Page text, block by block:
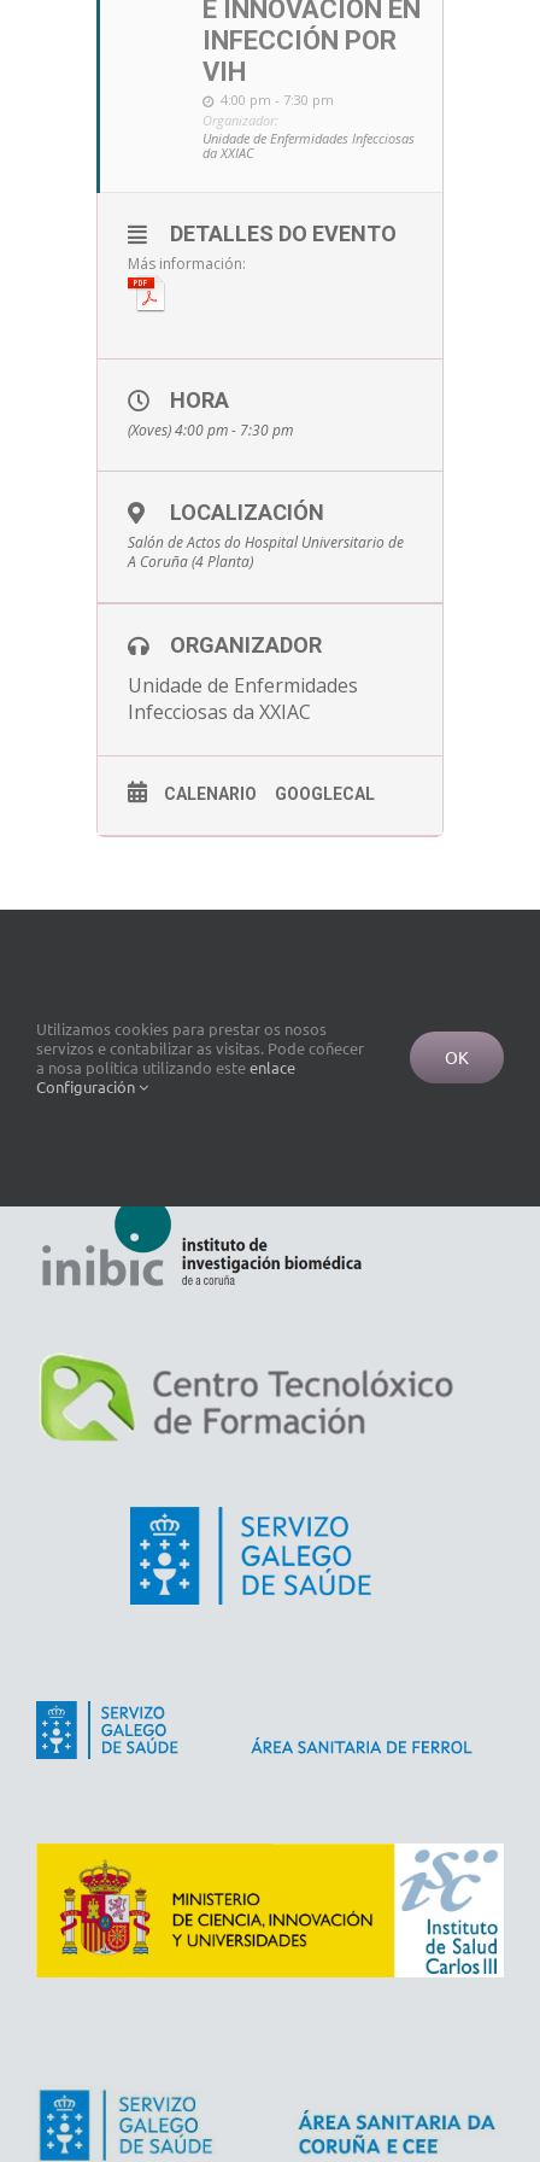
E INNOVACIÓN EN
INFECCIÓN POR
VIH
4:00 pm - 7:30 pm
Organizador:
Unidade de Enfermidades Infecciosas
da XXIAC
DETALLES DO EVENTO
Más información:
HORA
(Xoves) 4:00 pm - 7:30 pm
LOCALIZACIÓN
Salón de Actos do Hospital Universitario de
A Coruña (4 Planta)
ORGANIZADOR
Unidade de Enfermidades
Infecciosas da XXIAC
CALENARIO GOOGLECAL
Utilizamos cookies para prestar os nosos
servizos e contabilizar as visitas. Pode coñecer
a nosa política utilizando esteenlace
Configuración
OK